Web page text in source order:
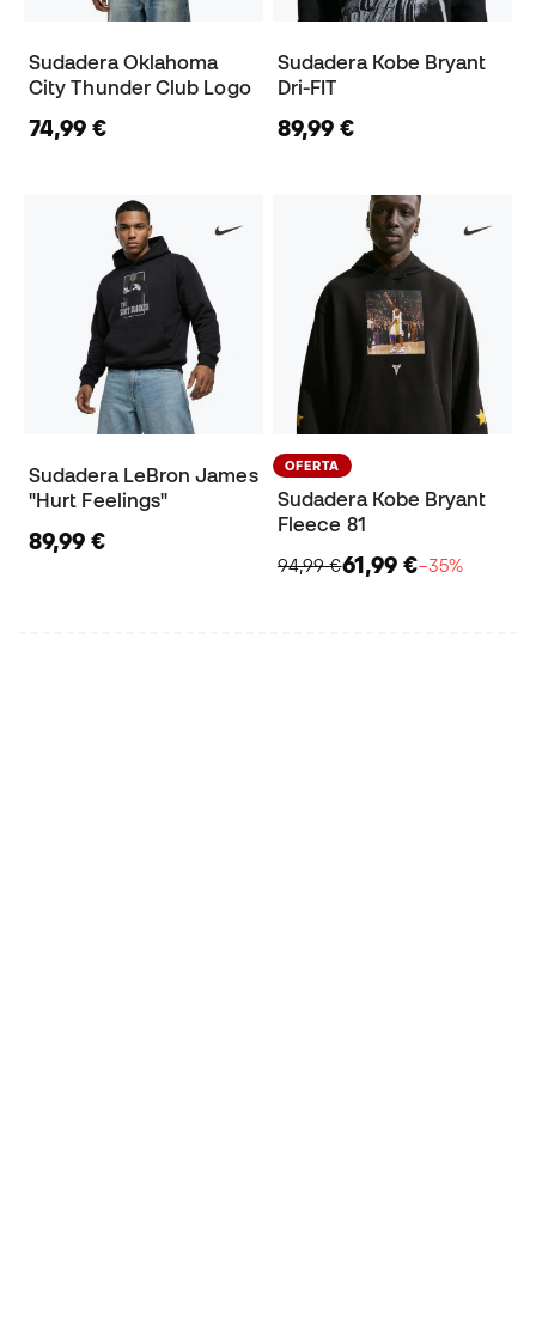
Sudadera Oklahoma
City Thunder Club Logo
74,99 €
Sudadera Kobe Bryant
Dri-FIT
89,99 €
Sudadera LeBron James
"Hurt Feelings"
89,99 €
OFERTA
Sudadera Kobe Bryant
Fleece 81
94,99 €61,99 €−35%